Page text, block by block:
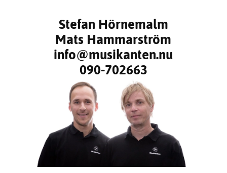
Stefan Hörnemalm
Mats Hammarström
info@musikanten.nu
090-702663